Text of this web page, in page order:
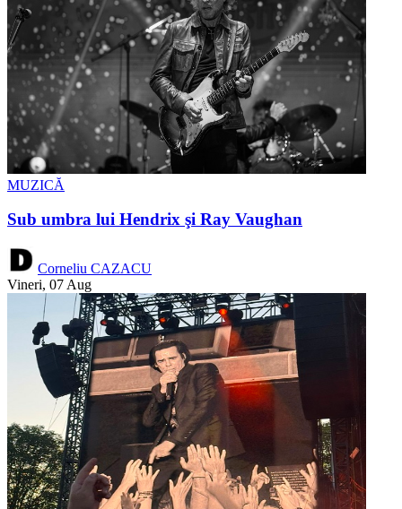
MUZICĂ
Sub umbra lui Hendrix şi Ray Vaughan
Corneliu CAZACU
Vineri, 07 Aug